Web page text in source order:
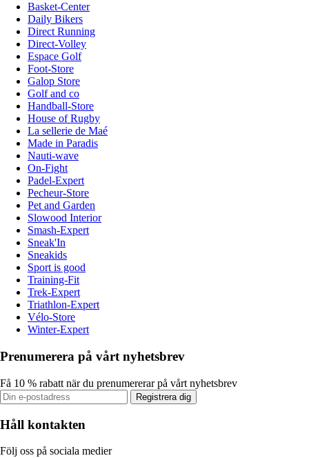
Basket-Center
Daily Bikers
Direct Running
Direct-Volley
Espace Golf
Foot-Store
Galop Store
Golf and co
Handball-Store
House of Rugby
La sellerie de Maé
Made in Paradis
Nauti-wave
On-Fight
Padel-Expert
Pecheur-Store
Pet and Garden
Slowood Interior
Smash-Expert
Sneak'In
Sneakids
Sport is good
Training-Fit
Trek-Expert
Triathlon-Expert
Vélo-Store
Winter-Expert
Prenumerera på vårt nyhetsbrev
Få 10 % rabatt när du prenumererar på vårt nyhetsbrev
Registrera dig
Håll kontakten
Följ oss på sociala medier